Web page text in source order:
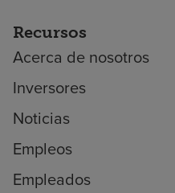
Recursos
Acerca de nosotros
Inversores
Noticias
Empleos
Empleados